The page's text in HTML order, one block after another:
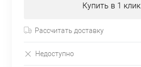
Купить в 1 клик
Рассчитать доставку
Недоступно